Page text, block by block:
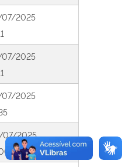
2025
2025
2025
2025